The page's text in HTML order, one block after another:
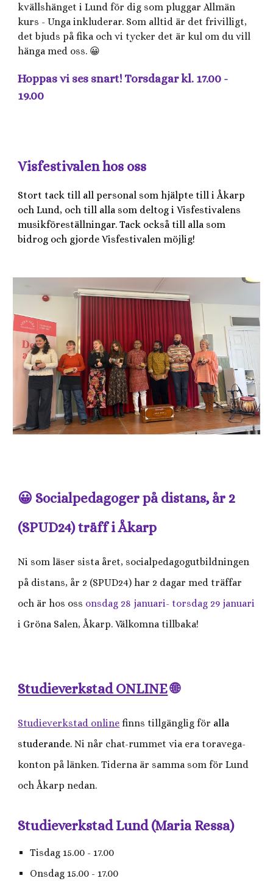
kvällshänget i Lund för dig som pluggar Allmän
kurs - Unga inkluderar. Som alltid är det frivilligt,
det bjuds på fika och vi tycker det är kul om du vill
hänga med oss. 😀
Hoppas vi ses snart! Torsdagar kl. 17.00 -
19.00
Visfestivalen hos oss
Stort tack till all personal som hjälpte till i Åkarp
och Lund, och till alla som deltog i Visfestivalens
musikföreställningar. Tack också till alla som
bidrog och gjorde Visfestivalen möjlig!
😀 Socialpedagoger på distans, år 2
(SPUD24) träff i Åkarp
Ni som läser sista året, socialpedagogutbildningen
på distans, år 2 (SPUD24) har 2 dagar med träffar
och är hos oss onsdag 28 januari- torsdag 29 januari
i Gröna Salen, Åkarp. Välkomna tillbaka!
Studieverkstad ONLINE🌐
Studieverkstad online finns tillgänglig för alla
studerande. Ni når chat-rummet via era toravega-
konton på länken. Tiderna är samma som för Lund
och Åkarp nedan.
Studieverkstad Lund (Maria Ressa)
Tisdag 15.00 - 17.00
Onsdag 15.00 - 17.00